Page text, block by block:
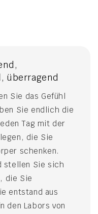
überragend
Sie das Gefühl
Sie endlich die
Tag mit der
die Sie
schenken.
stellen Sie sich
die Sie
entstand aus
den Labors von